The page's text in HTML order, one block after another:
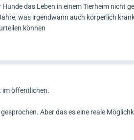
das Leben in einem Tierheim nicht
was irgendwann auch körperlich
können
im öffentlichen.
Aber das es eine reale